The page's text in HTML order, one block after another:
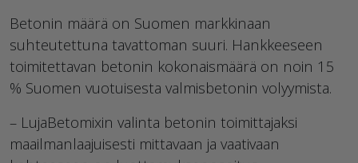
Betonin määrä on Suomen markkinaan
suhteutettuna tavattoman suuri. Hankkeeseen
toimitettavan betonin kokonaismäärä on noin 15
% Suomen vuotuisesta valmisbetonin volyymista.
– LujaBetomixin valinta betonin toimittajaksi
maailmanlaajuisesti mittavaan ja vaativaan